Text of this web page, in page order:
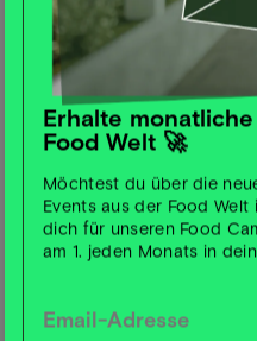
hosting an intimate
overlooking the city, built
investors, scientists and
understand what's
afternoon focuses on
to in 2026: ↳ Algae ↳
Erhalte
Food Welt 🚀
Möchtest du über die
Events aus der Food
dich für unseren Food
am 1. jeden Monats in